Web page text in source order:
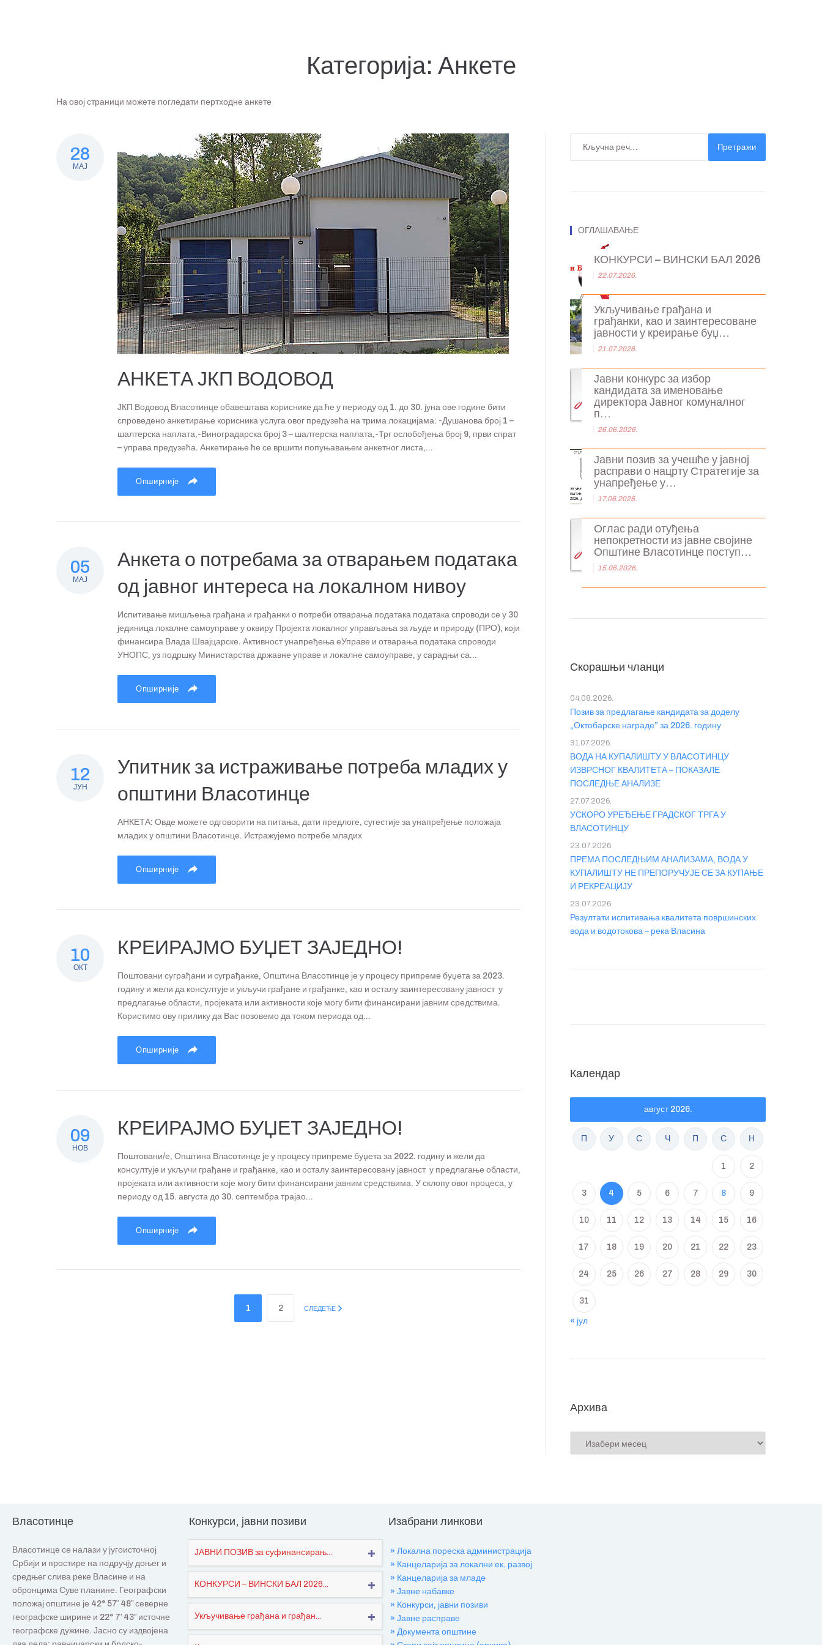
Категорија: Анкете
На овој страници можете погледати пертходне анкете
28
МАЈ
АНКЕТА ЈКП ВОДОВОД
ЈКП Водовод Власотинце обавештава кориснике да ће у периоду од 1. до 30. јуна ове године бити
спроведено анкетирање корисника услуга овог предузећа на трима локацијама: -Душанова број 1 –
шалтерска наплата,-Виноградарска број 3 – шалтерска наплата,-Трг ослобођења број 9, први спрат
– управа предузећа. Анкетирање ће се вршити попуњавањем анкетног листа,...
Опширније
05
МАЈ
Анкета о потребама за отварањем података
од јавног интереса на локалном нивоу
Испитивање мишљења грађана и грађанки о потреби отварања података података спроводи се у 30
јединица локалне самоуправе у оквиру Пројекта локалног управљања за људе и природу (ПРО), који
финансира Влада Швајцарске. Активност унапређења еУправе и отварања података спроводи
УНОПС, уз подршку Министарства државне управе и локалне самоуправе, у сарадњи са...
Опширније
12
ЈУН
Упитник за истраживање потреба младих у
општини Власотинце
АНКЕТА: Овде можете одговорити на питања, дати предлоге, сугестије за унапређење положаја
младих у општини Власотинце. Истражујемо потребе младих
Опширније
10
ОКТ
КРЕИРАЈМО БУЏЕТ ЗАЈЕДНО!
Поштовани суграђани и суграђанке, Општина Власотинце је у процесу припреме буџета за 2023.
годину и жели да консултује и укључи грађане и грађанке, као и осталу заинтересовану јавност у
предлагање области, пројеката или активности које могу бити финансирани јавним средствима.
Користимо ову прилику да Вас позовемо да током периода од...
Опширније
09
НОВ
КРЕИРАЈМО БУЏЕТ ЗАЈЕДНО!
Поштовани/е, Општина Власотинце је у процесу припреме буџета за 2022. годину и жели да
консултује и укључи грађане и грађанке, као и осталу заинтересовану јавност у предлагање области,
пројеката или активности које могу бити финансирани јавним средствима. У склопу овог процеса, у
периоду од 15. августа до 30. септембра трајао...
Опширније
1 2 СЛЕДЕЋЕ
Претражи
ОГЛАШАВАЊЕ
КОНКУРСИ – ВИНСКИ БАЛ 2026
22.07.2026.
Укључивање грађана и
грађанки, као и заинтересоване
јавности у креирање буџ...
21.07.2026.
Јавни конкурс за избор
кандидата за именовање
директора Јавног комуналног
п...
26.06.2026.
Јавни позив за учешће у јавној
расправи о нацрту Стратегије за
унапређење у...
17.06.2026.
Оглас ради отуђења
непокретности из јавне својине
Општине Власотинце поступ...
15.06.2026.
Скорашњи чланци
Позив за предлагање кандидата за доделу
„Октобарске награде” за 2026. годину
04.08.2026.
ВОДА НА КУПАЛИШТУ У ВЛАСОТИНЦУ
ИЗВРСНОГ КВАЛИТЕТА – ПОКАЗАЛЕ
ПОСЛЕДЊЕ АНАЛИЗЕ
31.07.2026.
УСКОРО УРЕЂЕЊЕ ГРАДСКОГ ТРГА У
ВЛАСОТИНЦУ
27.07.2026.
ПРЕМА ПОСЛЕДЊИМ АНАЛИЗАМА, ВОДА У
КУПАЛИШТУ НЕ ПРЕПОРУЧУЈЕ СЕ ЗА КУПАЊЕ
И РЕКРЕАЦИЈУ
23.07.2026.
Резултати испитивања квалитета површинских
вода и водотокова – река Власина
23.07.2026.
Календар
август 2026.
П У С Ч П С Н
1 2
3 4 5 6 7 8 9
10 11 12 13 14 15 16
17 18 19 20 21 22 23
24 25 26 27 28 29 30
31
« јул
Архива
Власотинце
Власотинце се налази у југоисточној
Србији и простире на подручју доњег и
средњег слива реке Власине и на
обронцима Суве планине. Географски
положај општине је 42° 57′ 48″ северне
географске ширине и 22° 7′ 43″ источне
географске дужине. Јасно су издвојена
Конкурси, јавни позиви
ЈАВНИ ПОЗИВ за суфинансирањ...
КОНКУРСИ – ВИНСКИ БАЛ 2026...
Укључивање грађана и грађан...
Изабрани линкови
» Локална пореска администрација
» Канцеларија за локални ек. развој
» Канцеларија за младе
» Јавне набавке
» Конкурси, јавни позиви
» Јавне расправе
» Документа општине